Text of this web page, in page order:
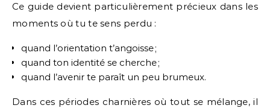
Ce guide devient particulièrement précieux dans les
moments où tu te sens perdu :
quand l’orientation t’angoisse ;
quand ton identité se cherche ;
quand l’avenir te paraît un peu brumeux.
Dans ces périodes charnières où tout se mélange, il